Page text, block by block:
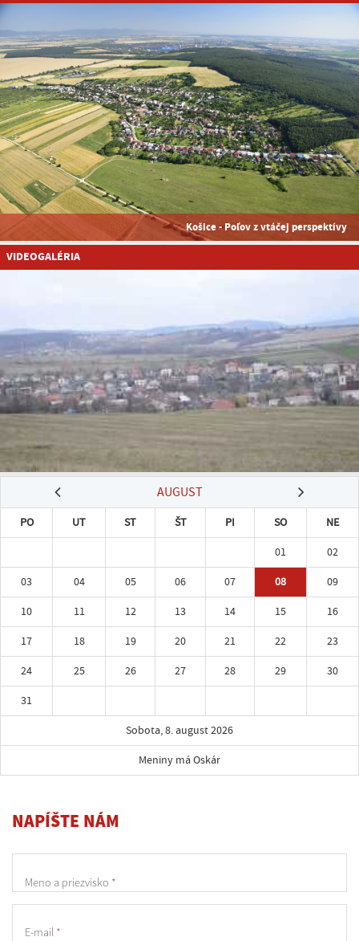
Košice - Poľov z vtáčej perspektívy
VIDEOGALÉRIA
AUGUST
PO UT ST ŠT PI SO
NE
01
02
03
04 05 06 07 08
09
10
11 12 13 14 15
16
17
18 19 20 21 22
23
24
25 26 27 28 29
30
31
Sobota, 8. august 2026
Meniny má Oskár
NAPÍŠTE NÁM
Meno a priezvisko *
E-mail *